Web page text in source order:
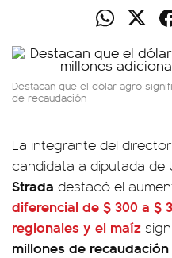
Destacan que el dólar agro
de recaudación
La integrante del
candidata a diputada de
Strada destacó el
diferencial de $ 300 a $
regionales y el maíz
millones de